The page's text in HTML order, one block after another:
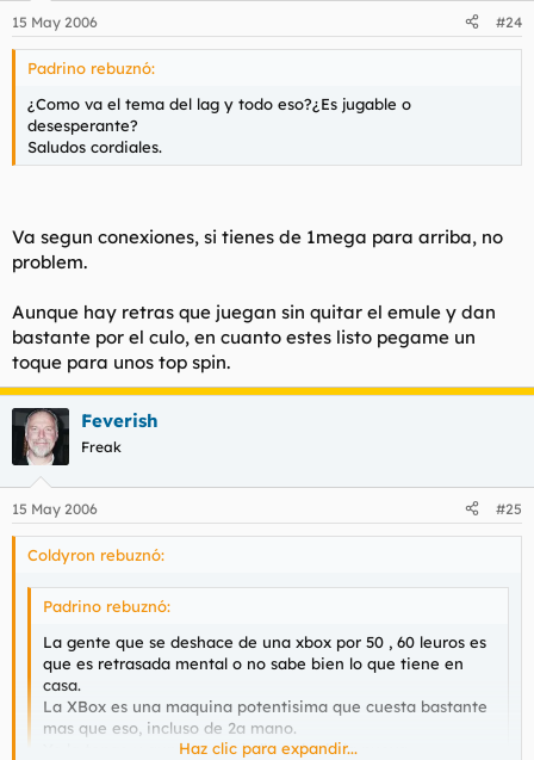
15 May 2006 #24
Padrino rebuznó:
¿Como va el tema del lag y todo eso?¿Es jugable o
desesperante?
Saludos cordiales.
Va segun conexiones, si tienes de 1mega para arriba, no
problem.
Aunque hay retras que juegan sin quitar el emule y dan
bastante por el culo, en cuanto estes listo pegame un
toque para unos top spin.
Feverish
Freak
15 May 2006 #25
Coldyron rebuznó:
Padrino rebuznó:
La gente que se deshace de una xbox por 50 , 60 leuros es
que es retrasada mental o no sabe bien lo que tiene en
casa.
La XBox es una maquina potentisima que cuesta bastante
mas que eso, incluso de 2a mano.
Yo la tengo y aunque con la llegada de la nueva
Haz clic para expandir...